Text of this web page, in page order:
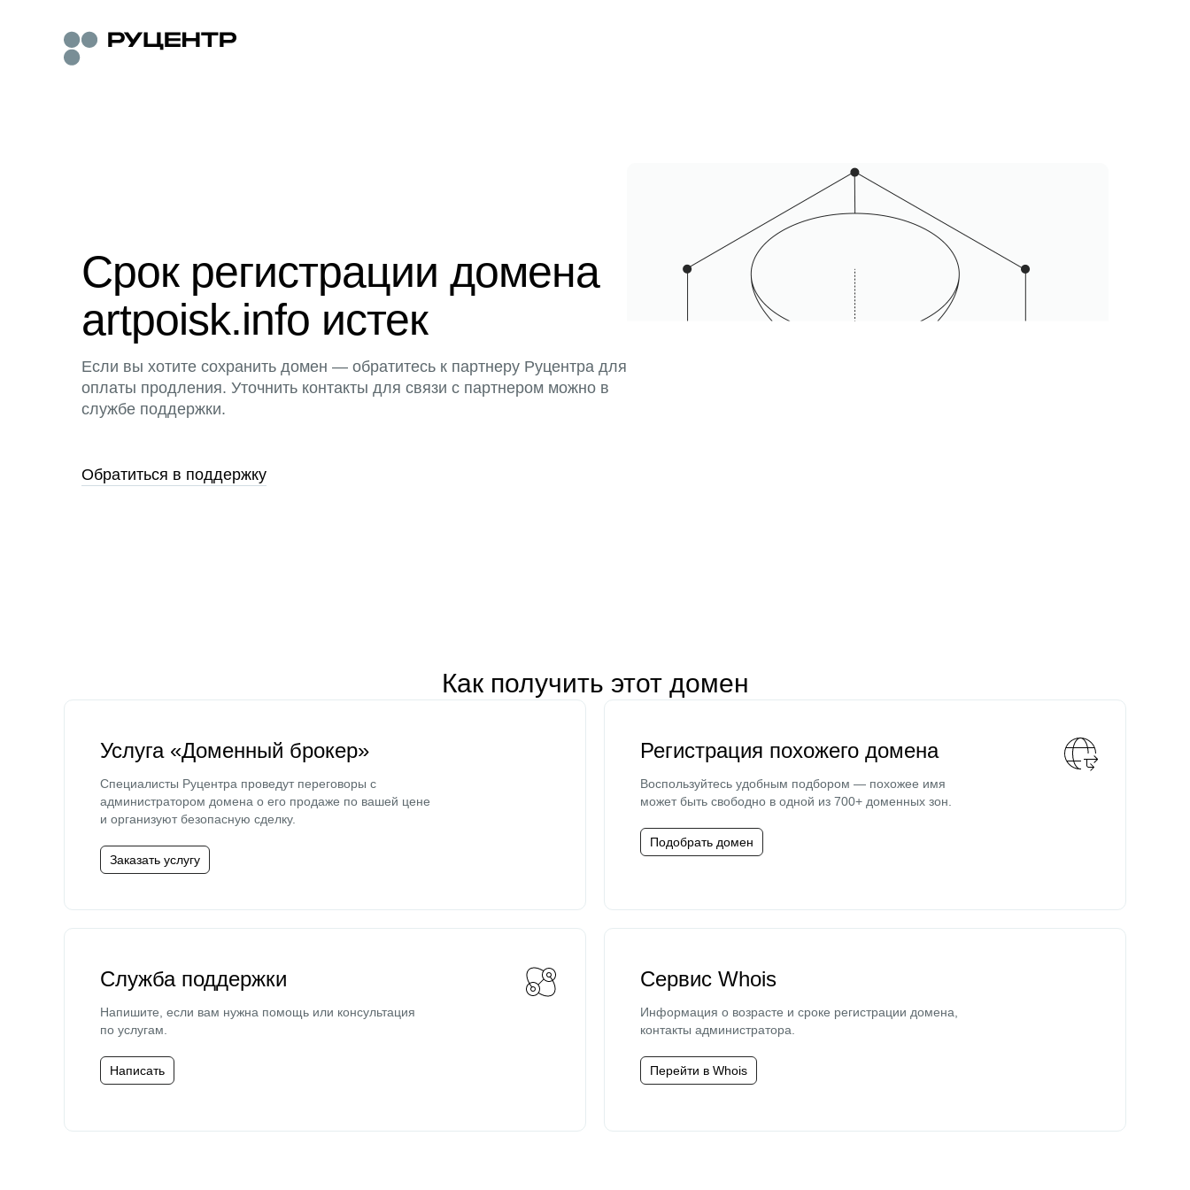
Срок регистрации домена
artpoisk.info истек
Если вы хотите сохранить домен — обратитесь к партнеру Руцентра для
оплаты продления. Уточнить контакты для связи с партнером можно в
службе поддержки.
Обратиться в поддержку
Как получить этот домен
Услуга «Доменный брокер»
Специалисты Руцентра проведут переговоры с
администратором домена о его продаже по вашей цене
и организуют безопасную сделку.
Заказать услугу
Регистрация похожего домена
Воспользуйтесь удобным подбором — похожее имя
может быть свободно в одной из 700+ доменных зон.
Подобрать домен
Служба поддержки
Напишите, если вам нужна помощь или консультация
по услугам.
Написать
Сервис Whois
Информация о возрасте и сроке регистрации домена,
контакты администратора.
Перейти в Whois